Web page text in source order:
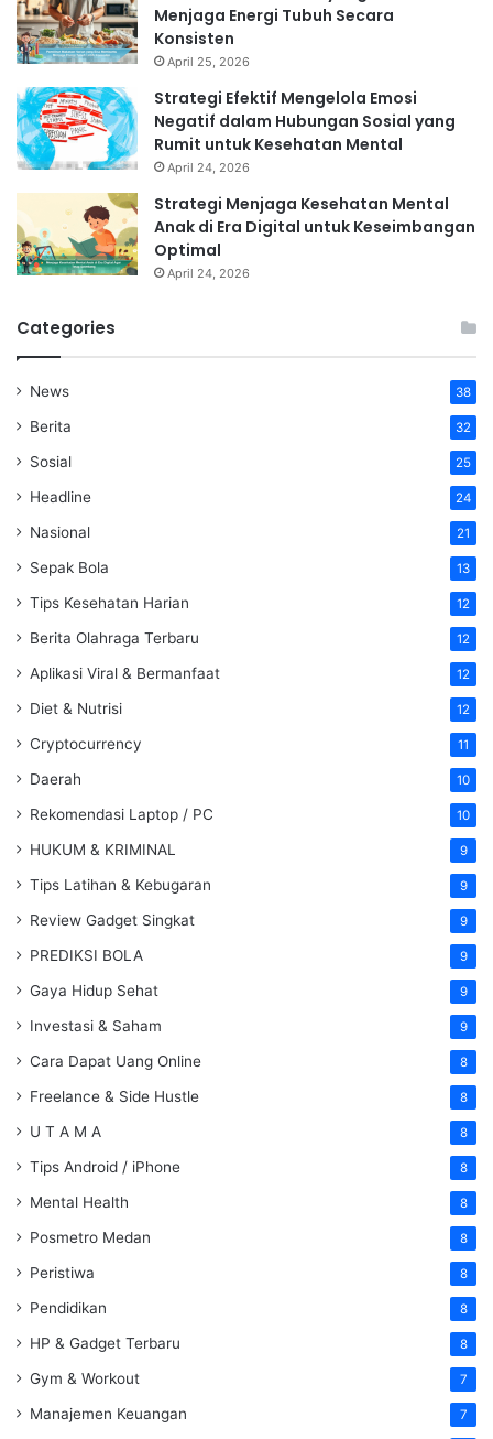
Menjaga Energi Tubuh Secara
Konsisten
April 25, 2026
Strategi Efektif Mengelola Emosi
Negatif dalam Hubungan Sosial yang
Rumit untuk Kesehatan Mental
April 24, 2026
Strategi Menjaga Kesehatan Mental
Anak di Era Digital untuk Keseimbangan
Optimal
April 24, 2026
Categories
News 38
Berita 32
Sosial 25
Headline 24
Nasional 21
Sepak Bola 13
Tips Kesehatan Harian 12
Berita Olahraga Terbaru 12
Aplikasi Viral & Bermanfaat 12
Diet & Nutrisi 12
Cryptocurrency 11
Daerah 10
Rekomendasi Laptop / PC 10
HUKUM & KRIMINAL 9
Tips Latihan & Kebugaran 9
Review Gadget Singkat 9
PREDIKSI BOLA 9
Gaya Hidup Sehat 9
Investasi & Saham 9
Cara Dapat Uang Online 8
Freelance & Side Hustle 8
U T A M A 8
Tips Android / iPhone 8
Mental Health 8
Posmetro Medan 8
Peristiwa 8
Pendidikan 8
HP & Gadget Terbaru 8
Gym & Workout 7
Manajemen Keuangan 7